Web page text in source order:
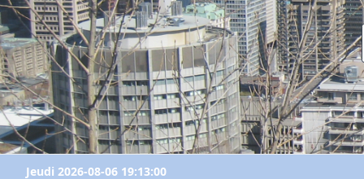
Jeudi 2026-08-06 19:13:00